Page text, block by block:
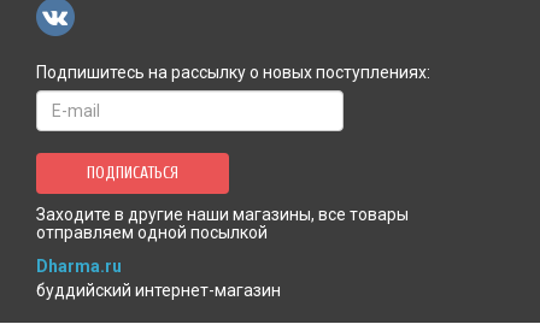
Подпишитесь на рассылку о новых поступлениях:
ПОДПИСАТЬСЯ
Заходите в другие наши магазины, все товары
отправляем одной посылкой
Dharma.ru
буддийский интернет-магазин